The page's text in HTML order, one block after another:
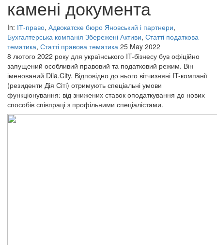
камені документа
In: ІТ-право, Адвокатске бюро Яновський і партнери,
Бухгалтерська компанія Збережені Активи, Статті податкова
тематика, Статті правова тематика 25 May 2022
8 лютого 2022 року для українського IT-бізнесу був офіційно
запущений особливий правовий та податковий режим. Він
іменований Diia.City. Відповідно до нього вітчизняні IT-компанії
(резиденти Дія Сіті) отримують спеціальні умови
функціонування: від знижених ставок оподаткування до нових
способів співпраці з профільними спеціалістами.